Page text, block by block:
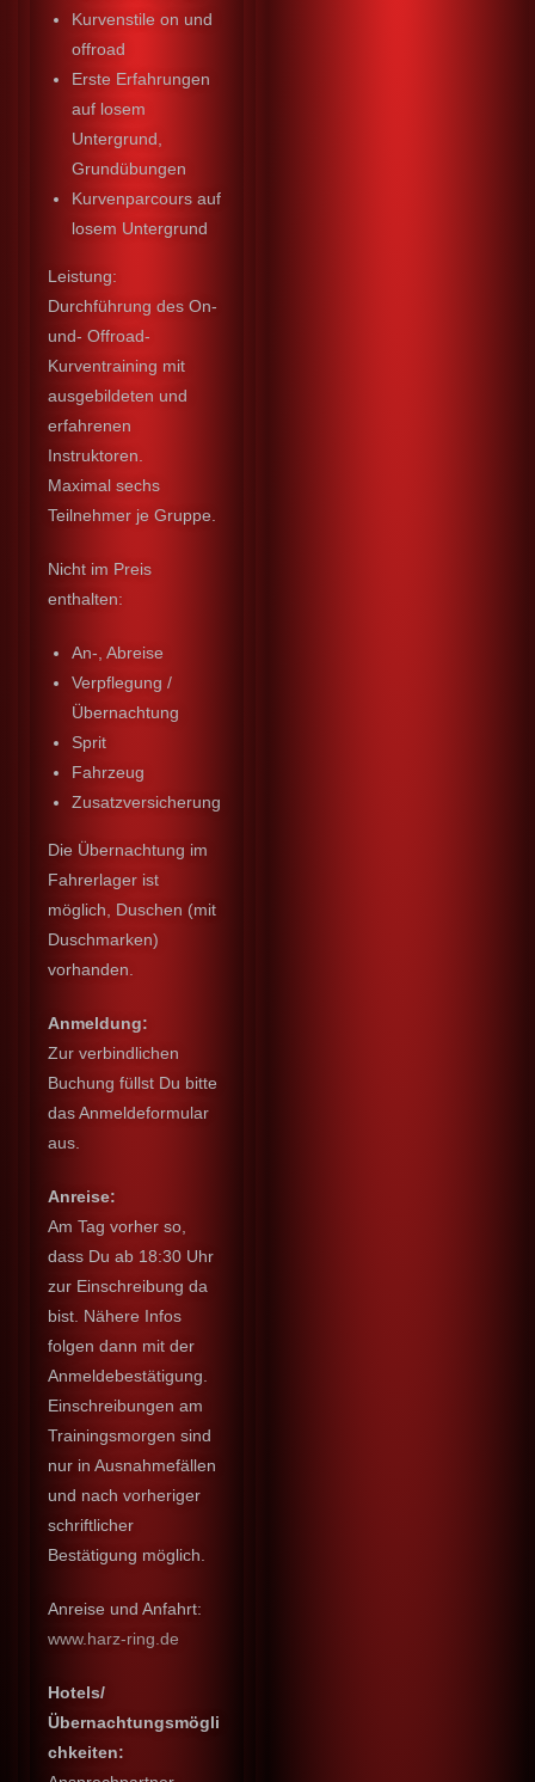
Kurvenstile on und
offroad
Erste Erfahrungen
auf losem
Untergrund,
Grundübungen
Kurvenparcours auf
losem Untergrund
Leistung:
Durchführung des On-
und- Offroad-
Kurventraining mit
ausgebildeten und
erfahrenen
Instruktoren.
Maximal sechs
Teilnehmer je Gruppe.
Nicht im Preis
enthalten:
An-, Abreise
Verpflegung /
Übernachtung
Sprit
Fahrzeug
Zusatzversicherung
Die Übernachtung im
Fahrerlager ist
möglich, Duschen (mit
Duschmarken)
vorhanden.
Anmeldung:
Zur verbindlichen
Buchung füllst Du bitte
das Anmeldeformular
aus.
Anreise:
Am Tag vorher so,
dass Du ab 18:30 Uhr
zur Einschreibung da
bist. Nähere Infos
folgen dann mit der
Anmeldebestätigung.
Einschreibungen am
Trainingsmorgen sind
nur in Ausnahmefällen
und nach vorheriger
schriftlicher
Bestätigung möglich.
Anreise und Anfahrt:
www.harz-ring.de
Hotels/
Übernachtungsmögli
chkeiten: